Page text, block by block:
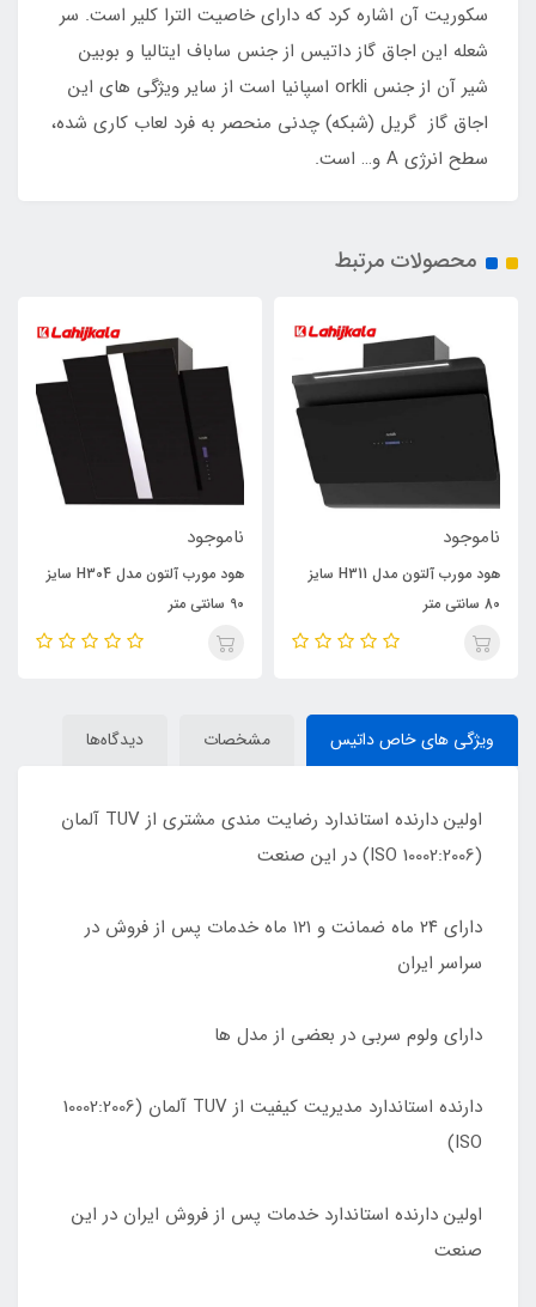
سکوریت آن اشاره کرد که دارای خاصیت الترا کلیر است. سر
شعله این اجاق گاز داتیس از جنس ساباف ایتالیا و بوبین
شیر آن از جنس orkli اسپانیا است از سایر ویژگی های این
اجاق گاز گریل (شبکه) چدنی منحصر به فرد لعاب کاری شده،
سطح انرژی A و… است.
محصولات مرتبط
ناموجود
هود مورب آلتون مدل H311 سایز
80 سانتی متر
ناموجود
هود مورب آلتون مدل H304 سایز
90 سانتی متر
ویژگی های خاص داتیس مشخصات دیدگاه‌ها
اولین دارنده استاندارد رضایت مندی مشتری از TUV آلمان
(10002:2006 ISO) در این صنعت
دارای ٢۴ ماه ضمانت و ١٢١ ماه خدمات پس از فروش در
سراسر ایران
دارای ولوم سربی در بعضی از مدل ها
دارنده استاندارد مدیریت کیفیت از TUV آلمان (10002:2006
ISO)
اولین دارنده استاندارد خدمات پس از فروش ایران در این
صنعت